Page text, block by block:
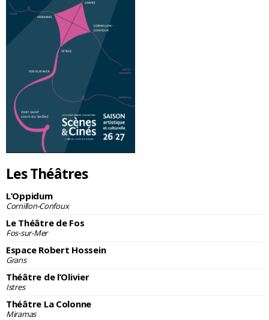
Les Théâtres
L’Oppidum
Cornillon-Confoux
Le Théâtre de Fos
Fos-sur-Mer
Espace Robert Hossein
Grans
Théâtre de l’Olivier
Istres
Théâtre La Colonne
Miramas